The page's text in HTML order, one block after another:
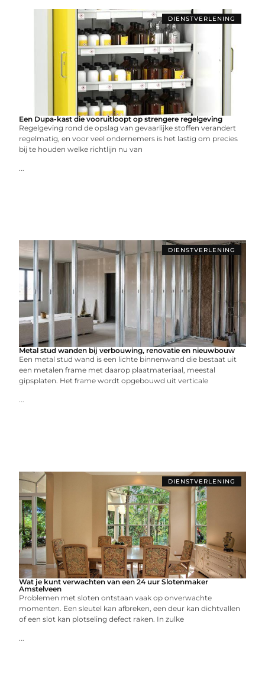
DIENSTVERLENING
Een Dupa-kast die vooruitloopt op strengere regelgeving
Regelgeving rond de opslag van gevaarlijke stoffen verandert
regelmatig, en voor veel ondernemers is het lastig om precies
bij te houden welke richtlijn nu van
...
DIENSTVERLENING
Metal stud wanden bij verbouwing, renovatie en nieuwbouw
Een metal stud wand is een lichte binnenwand die bestaat uit
een metalen frame met daarop plaatmateriaal, meestal
gipsplaten. Het frame wordt opgebouwd uit verticale
...
DIENSTVERLENING
Wat je kunt verwachten van een 24 uur Slotenmaker
Amstelveen
Problemen met sloten ontstaan vaak op onverwachte
momenten. Een sleutel kan afbreken, een deur kan dichtvallen
of een slot kan plotseling defect raken. In zulke
...